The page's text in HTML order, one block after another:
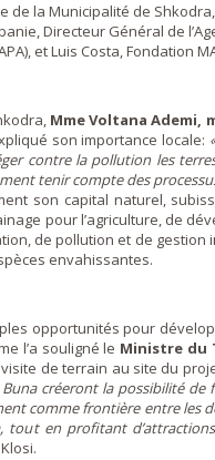
de la Municipalité de
Directeur Général de
et Luis Costa, Fondation
Mme Voltana Ademi,
son importance locale:
contre la pollution les
tenir compte des
son capital naturel,
pour l’agriculture, de
de pollution et de
envahissantes.
opportunités pour
l’a souligné le Ministre du
de terrain au site du
créeront la possibilité
comme frontière entre les
tout en profitant